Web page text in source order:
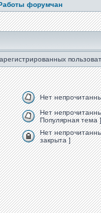
форумчан
Нет
Нет
Популярная тема ]
Нет
закрыта ]